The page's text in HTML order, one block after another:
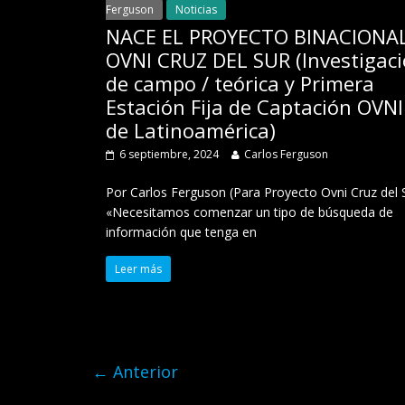
Ferguson
Noticias
NACE EL PROYECTO
OVNI CRUZ DEL SUR
de campo / teórica y Primera
Estación Fija de Captación OVNI
de Latinoamérica)
6 septiembre, 2024 Carlos Ferguson
Por Carlos Ferguson (Para Proyecto Ovni Cruz del
«Necesitamos comenzar un tipo de búsqueda de
información que tenga en
Leer más
← Anterior